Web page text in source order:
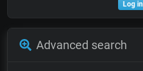
Log in
Advanced search